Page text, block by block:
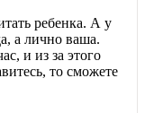
ребенка. А у
а лично ваша.
и из за этого
то сможете